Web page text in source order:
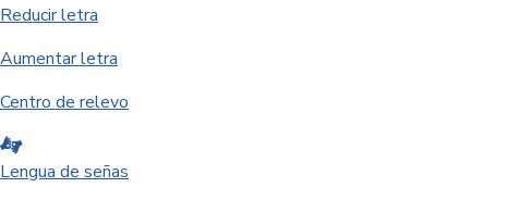
Reducir letra
Aumentar letra
Centro de relevo
Lengua de señas